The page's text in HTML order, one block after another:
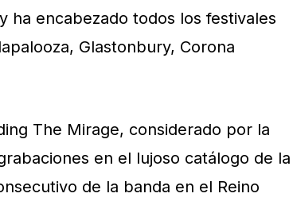
ha encabezado todos los festivales
Glastonbury, Corona
The Mirage, considerado por la
en el lujoso catálogo de la
de la banda en el Reino